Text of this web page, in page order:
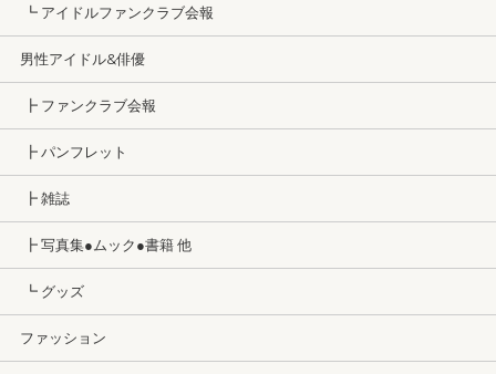
┗ アイドルファンクラブ会報
男性アイドル&俳優
┣ ファンクラブ会報
┣ パンフレット
┣ 雑誌
┣ 写真集●ムック●書籍 他
┗ グッズ
ファッション